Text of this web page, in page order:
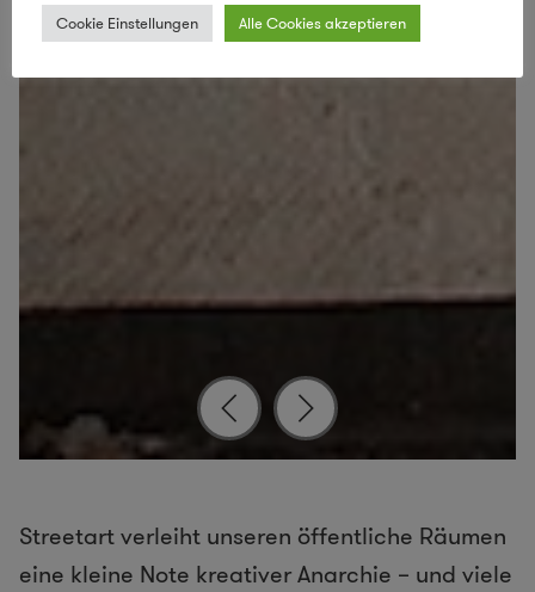
Streetart verleiht unseren öffentliche Räumen
eine kleine Note kreativer Anarchie – und viele
Cookie Einstellungen Alle Cookies akzeptieren